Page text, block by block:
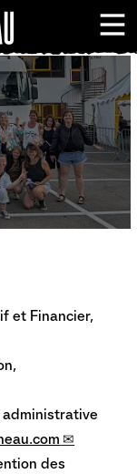
Le Fourneau -
et Financier,
des